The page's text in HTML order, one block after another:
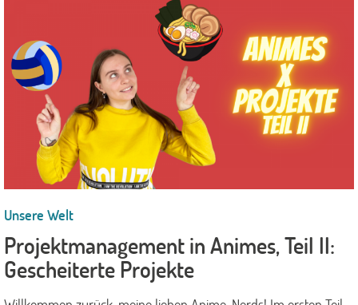
Unsere Welt
Projektmanagement in Animes, Teil II:
Gescheiterte Projekte